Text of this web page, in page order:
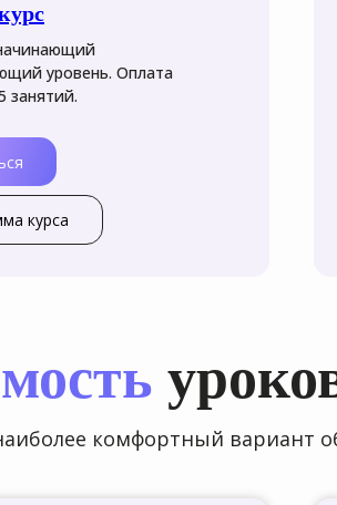
уровень. Оплата
занятий.
курса
комфортный вариант